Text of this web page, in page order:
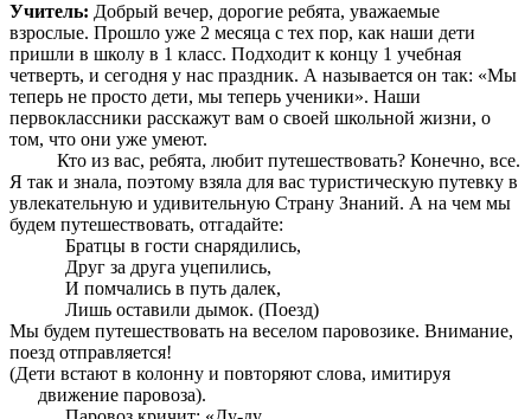
Учитель: Добрый вечер, дорогие ребята, уважаемые
взрослые. Прошло уже 2 месяца с тех пор, как наши дети
пришли в школу в 1 класс. Подходит к концу 1 учебная
четверть, и сегодня у нас праздник. А называется он так: «Мы
теперь не просто дети, мы теперь ученики». Наши
первоклассники расскажут вам о своей школьной жизни, о
том, что они уже умеют.
Кто из вас, ребята, любит путешествовать? Конечно, все.
Я так и знала, поэтому взяла для вас туристическую путевку в
увлекательную и удивительную Страну Знаний. А на чем мы
будем путешествовать, отгадайте:
Братцы в гости снарядились,
Друг за друга уцепились,
И помчались в путь далек,
Лишь оставили дымок. (Поезд)
Мы будем путешествовать на веселом паровозике. Внимание,
поезд отправляется!
(Дети встают в колонну и повторяют слова, имитируя
движение паровоза).